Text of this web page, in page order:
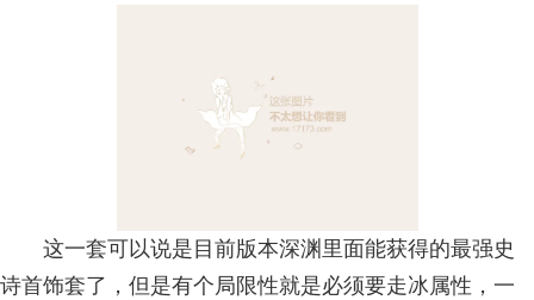
这一套可以说是目前版本深渊里面能获得的最强史
诗首饰套了，但是有个局限性就是必须要走冰属性，一